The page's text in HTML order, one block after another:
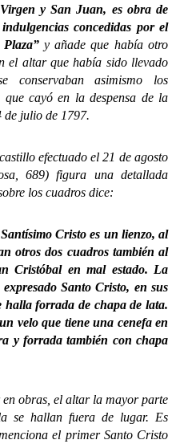
y San Juan, es obra de
concedidas por el
y añade que había otro
el altar que había sido llevado
conservaban asimismo los
cayó en la despensa de la
de julio de 1797.
efectuado el 21 de agosto
689) figura una detallada
los cuadros dice:
Cristo es un lienzo, al
otros dos cuadros también al
Cristóbal en mal estado. La
Santo Cristo, en sus
halla forrada de chapa de lata.
velo que tiene una cenefa en
y forrada también con chapa
obras, el altar la mayor parte
se hallan fuera de lugar. Es
el primer Santo Cristo